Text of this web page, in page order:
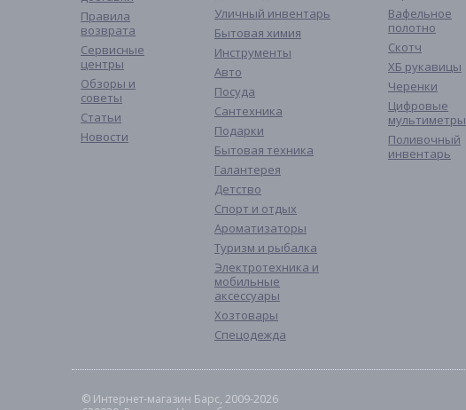
Правила
возврата
Сервисные
центры
Обзоры и
советы
Статьи
Новости
Уличный инвентарь
Бытовая химия
Инструменты
Авто
Посуда
Сантехника
Подарки
Бытовая техника
Галантерея
Детство
Спорт и отдых
Ароматизаторы
Туризм и рыбалка
Электротехника и
мобильные
аксессуары
Хозтовары
Спецодежда
Вафельное
полотно
Скотч
ХБ рукавицы
Черенки
Цифровые
мультиметры
Поливочный
инвентарь
© Интернет-магазин Барс, 2009-2026